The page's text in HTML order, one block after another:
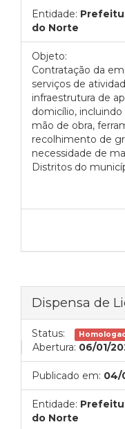
Entidade:
do Norte
Objeto:
Contratação da
serviços de
infraestrutura de
domicílio,
mão de obra,
recolhimento de
necessidade de
Distritos do
Dispensa de
Status:
Abertura: 06/01/
Publicado em: 04/
Entidade:
do Norte